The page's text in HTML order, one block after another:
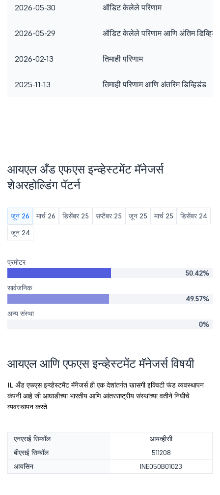
2026-05-30 ऑडिट केलेले परिणाम
2026-05-29 ऑडिट केलेले परिणाम आणि अंतिम
2026-02-13 तिमाही परिणाम
2025-11-13 तिमाही परिणाम आणि अंतरिम डिव्हिडंड
आयएल अँड एफएस इन्व्हेस्टमेंट मॅनेजर्स
शेअरहोल्डिंग पॅटर्न
जून 26 मार्च 26 डिसेंबर 25 सप्टेंबर 25 जून 25 मार्च 25
डिसेंबर 24
जून 24
प्रमोटर
50.42%
सार्वजनिक
49.57%
अन्य संस्था
0%
आयएल आणि एफएस इन्व्हेस्टमेंट मॅनेजर्स विषयी
IL अँड एफएस इन्व्हेस्टमेंट मॅनेजर्स ही एक देशांतर्गत खासगी इक्विटी फंड व्यवस्थापन
कंपनी आहे जी आघाडीच्या भारतीय आणि आंतरराष्ट्रीय संस्थांच्या वतीने निधीचे
व्यवस्थापन करते.
एनएसई सिम्बॉल
आयव्हीसी
बीएसई सिम्बॉल
511208
आयसिन
INE050B01023